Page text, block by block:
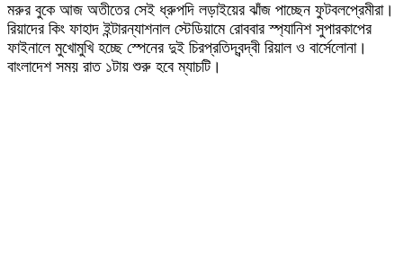
মরুর বুকে আজ অতীতের সেই ধ্রুপদি লড়াইয়ের ঝাঁজ পাচ্ছেন ফুটবলপ্রেমীরা।
রিয়াদের কিং ফাহাদ ইন্টারন্যাশনাল স্টেডিয়ামে রোববার স্প্যানিশ সুপারকাপের
ফাইনালে মুখোমুখি হচ্ছে স্পেনের দুই চিরপ্রতিদ্বন্দ্বী রিয়াল ও বার্সেলোনা।
বাংলাদেশ সময় রাত ১টায় শুরু হবে ম্যাচটি।